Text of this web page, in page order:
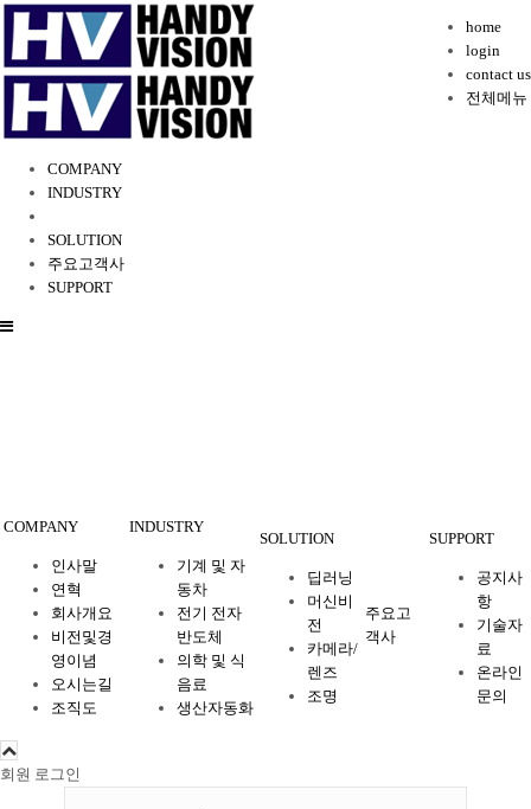
home
login
contact us
전체메뉴
COMPANY
INDUSTRY
SOLUTION
주요고객사
SUPPORT
COMPANY
인사말
연혁
회사개요
비전및경
영이념
오시는길
조직도
INDUSTRY
기계 및 자
동차
전기 전자
반도체
의학 및 식
음료
생산자동화
SOLUTION
딥러닝
머신비
전
카메라/
렌즈
조명
주요고
객사
SUPPORT
공지사
항
기술자
료
온라인
문의
회원 로그인